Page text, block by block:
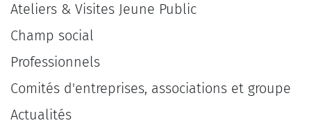
Ateliers & Visites Jeune Public
Champ social
Professionnels
Comités d'entreprises, associations et groupe
Actualités